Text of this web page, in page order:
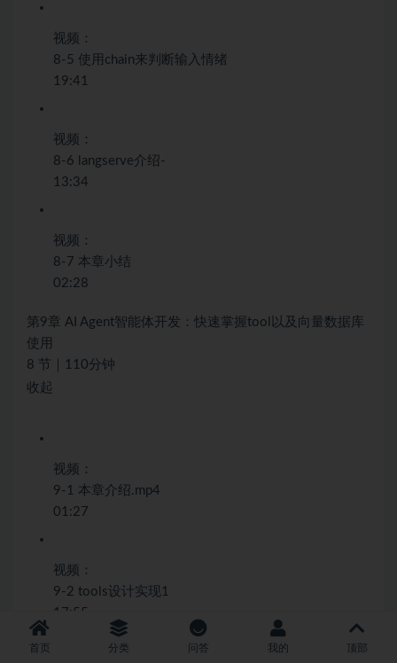
视频：
8-5 使用chain来判断输入情绪
19:41
视频：
8-6 langserve介绍-
13:34
视频：
8-7 本章小结
02:28
第9章 AI Agent智能体开发：快速掌握tool以及向量数据库
使用
8 节｜110分钟
收起
视频：
9-1 本章介绍.mp4
01:27
视频：
9-2 tools设计实现1
17:55
首页 分类 问答 我的 顶部